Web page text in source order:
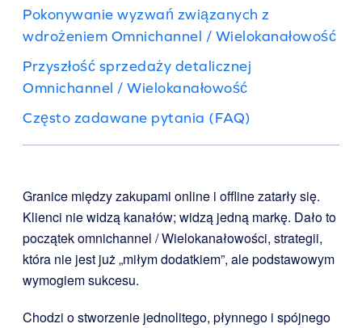
Pokonywanie wyzwań związanych z
wdrożeniem Omnichannel / Wielokanałowość
Przyszłość sprzedaży detalicznej
Omnichannel / Wielokanałowość
Często zadawane pytania (FAQ)
Granice między zakupami online i offline zatarły się.
Klienci nie widzą kanałów; widzą jedną markę. Dało to
początek omnichannel / Wielokanałowości, strategii,
która nie jest już „miłym dodatkiem”, ale podstawowym
wymogiem sukcesu.
Chodzi o stworzenie jednolitego, płynnego i spójnego